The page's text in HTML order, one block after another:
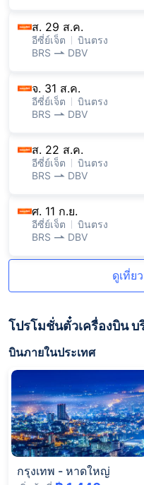
ส. 29 ส.ค.
อีซี่ย์เจ็ต
บินตรง
BRS
DBV
จ. 31 ส.ค.
อีซี่ย์เจ็ต
บินตรง
BRS
DBV
ส. 22 ส.ค.
อีซี่ย์เจ็ต
บินตรง
BRS
DBV
ศ. 11 ก.ย.
อีซี่ย์เจ็ต
บินตรง
BRS
DBV
ดูเที่ย
โปรโมชั่นตั๋วเครื่องบิน บ
บินภายในประเทศ
กรุงเทพ - หาดใหญ่